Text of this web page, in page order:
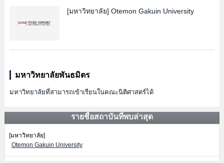
[มหาวิทยาลัย] Otemon Gakuin University
มหาวิทยาลัยพันธมิตร
มหาวิทยาลัยที่สามารถเข้าเรียนในคณะนิติศาสตร์ได้
รายชื่อสถาบันที่พบล่าสุด
[มหาวิทยาลัย]
Otemon Gakuin University